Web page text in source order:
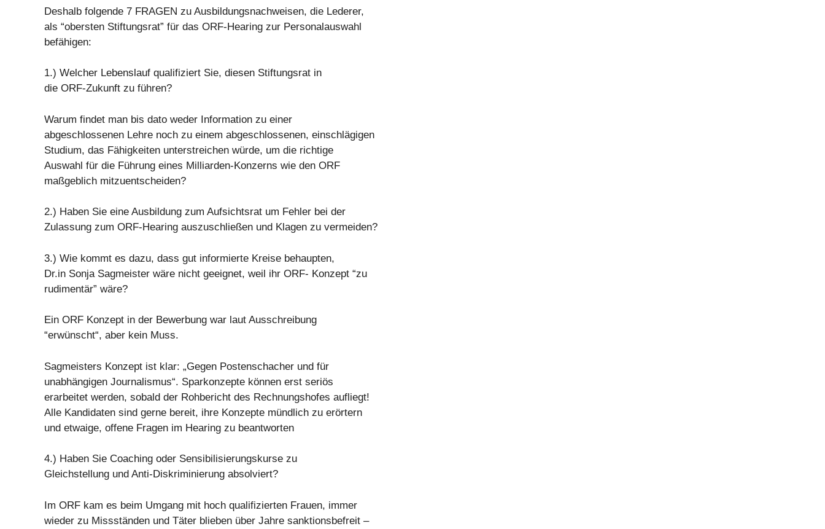
Deshalb folgende 7 FRAGEN zu Ausbildungsnachweisen, die Lederer,
als “obersten Stiftungsrat” für das ORF-Hearing zur Personalauswahl
befähigen:
1.) Welcher Lebenslauf qualifiziert Sie, diesen Stiftungsrat in
die ORF-Zukunft zu führen?
Warum findet man bis dato weder Information zu einer
abgeschlossenen Lehre noch zu einem abgeschlossenen, einschlägigen
Studium, das Fähigkeiten unterstreichen würde, um die richtige
Auswahl für die Führung eines Milliarden-Konzerns wie den ORF
maßgeblich mitzuentscheiden?
2.) Haben Sie eine Ausbildung zum Aufsichtsrat um Fehler bei der
Zulassung zum ORF-Hearing auszuschließen und Klagen zu vermeiden?
3.) Wie kommt es dazu, dass gut informierte Kreise behaupten,
Dr.in Sonja Sagmeister wäre nicht geeignet, weil ihr ORF- Konzept “zu
rudimentär” wäre?
Ein ORF Konzept in der Bewerbung war laut Ausschreibung
“erwünscht“, aber kein Muss.
Sagmeisters Konzept ist klar: „Gegen Postenschacher und für
unabhängigen Journalismus“. Sparkonzepte können erst seriös
erarbeitet werden, sobald der Rohbericht des Rechnungshofes aufliegt!
Alle Kandidaten sind gerne bereit, ihre Konzepte mündlich zu erörtern
und etwaige, offene Fragen im Hearing zu beantworten
4.) Haben Sie Coaching oder Sensibilisierungskurse zu
Gleichstellung und Anti-Diskriminierung absolviert?
Im ORF kam es beim Umgang mit hoch qualifizierten Frauen, immer
wieder zu Missständen und Täter blieben über Jahre sanktionsbefreit –